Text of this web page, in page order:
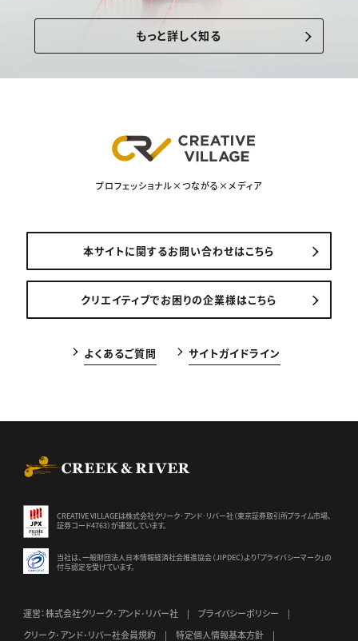
もっと詳しく知る
プロフェッショナル×つながる×メディア
本サイトに関するお問い合わせはこちら
クリエイティブでお困りの企業様はこちら
よくあるご質問 サイトガイドライン
CREATIVE VILLAGEは株式会社クリーク･アンド･リバー社（東京証券取引所プライム市場、
証券コード4763）が運営しています。
当社は、一般財団法人日本情報経済社会推進協会（JIPDEC）より 「プライバシーマーク」の
付与認定を受けています。
運営：株式会社クリーク･アンド･リバー社
プライバシーポリシー
クリーク･アンド･リバー社会員規約
特定個人情報基本方針